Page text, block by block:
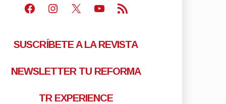
Facebook
Instagram
X Youtube
Feed RSS
SUSCRÍBETE A LA REVISTA
NEWSLETTER TU REFORMA
TR EXPERIENCE